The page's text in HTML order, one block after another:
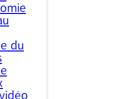
du